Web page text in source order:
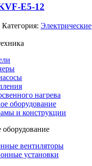
E5-12
Категория: Электрические
нагрева
оборудование
и конструкции
вентиляторы
установки